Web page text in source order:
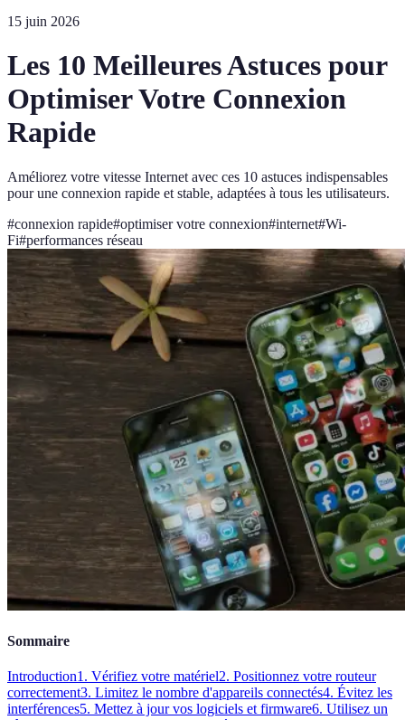
15 juin 2026
Les 10 Meilleures Astuces pour
Optimiser Votre Connexion
Rapide
Améliorez votre vitesse Internet avec ces 10 astuces indispensables
pour une connexion rapide et stable, adaptées à tous les utilisateurs.
#connexion rapide#optimiser votre connexion#internet#Wi-
Fi#performances réseau
Sommaire
Introduction1. Vérifiez votre matériel2. Positionnez votre routeur
correctement3. Limitez le nombre d'appareils connectés4. Évitez les
interférences5. Mettez à jour vos logiciels et firmware6. Utilisez un